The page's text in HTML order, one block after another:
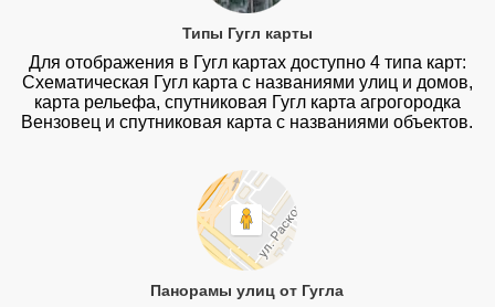
Типы Гугл карты
Для отображения в Гугл картах доступно 4 типа карт:
Схематическая Гугл карта с названиями улиц и домов,
карта рельефа, спутниковая Гугл карта агрогородка
Вензовец и спутниковая карта с названиями объектов.
Панорамы улиц от Гугла